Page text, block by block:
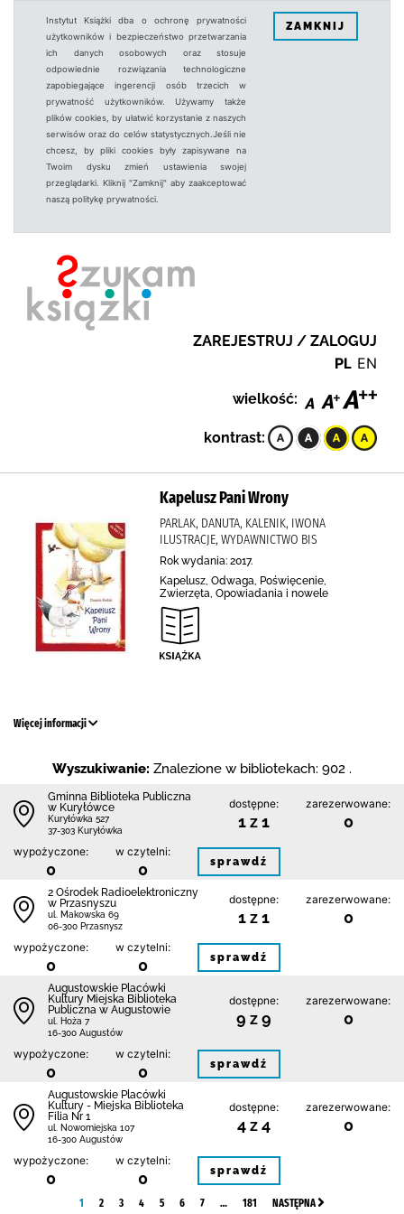
Instytut Książki dba o ochronę prywatności
użytkowników i bezpieczeństwo przetwarzania
ich danych osobowych oraz stosuje
odpowiednie rozwiązania technologiczne
zapobiegające ingerencji osób trzecich w
prywatność użytkowników. Używamy także
plików cookies, by ułatwić korzystanie z naszych
serwisów oraz do celów statystycznych.Jeśli nie
chcesz, by pliki cookies były zapisywane na
Twoim dysku zmień ustawienia swojej
przeglądarki. Kliknij "Zamknij" aby zaakceptować
naszą politykę prywatności.
ZAMKNIJ
ZAREJESTRUJ / ZALOGUJ
PL EN
wielkość:
kontrast:
Kapelusz Pani Wrony
PARLAK, DANUTA, KALENIK, IWONA
ILUSTRACJE, WYDAWNICTWO BIS
Rok wydania: 2017.
Kapelusz, Odwaga, Poświęcenie,
Zwierzęta, Opowiadania i nowele
Więcej informacji
Wyszukiwanie: Znalezione w bibliotekach: 902 .
Gminna Biblioteka Publiczna
w Kuryłówce
Kuryłówka 527
37-303 Kuryłówka
dostępne:
1 z 1
zarezerwowane:
0
wypożyczone:
0
w czytelni:
0 sprawdź
2 Ośrodek Radioelektroniczny
w Przasnyszu
ul. Makowska 69
06-300 Przasnysz
dostępne:
1 z 1
zarezerwowane:
0
wypożyczone:
0
w czytelni:
0 sprawdź
Augustowskie Placówki
Kultury Miejska Biblioteka
Publiczna w Augustowie
ul. Hoża 7
16-300 Augustów
dostępne:
9 z 9
zarezerwowane:
0
wypożyczone:
0
w czytelni:
0 sprawdź
Augustowskie Placówki
Kultury - Miejska Biblioteka
Filia Nr 1
ul. Nowomiejska 107
16-300 Augustów
dostępne:
4 z 4
zarezerwowane:
0
wypożyczone:
0
w czytelni:
0 sprawdź
1 2 3 4 5 6 7 … 181 NASTĘPNA